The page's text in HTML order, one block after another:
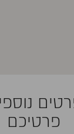
פרטיכם